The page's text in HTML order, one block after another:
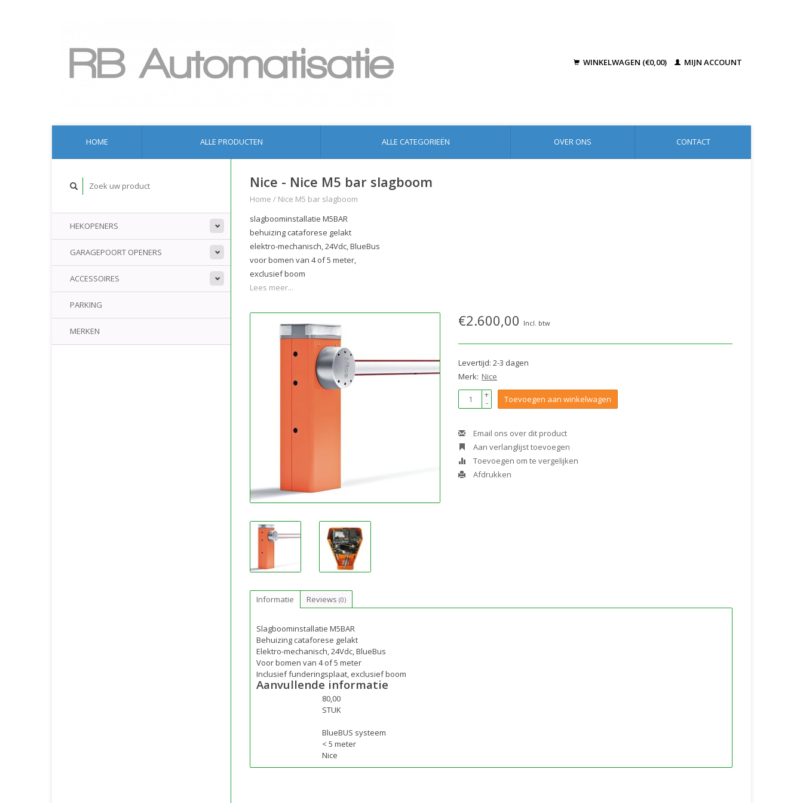
WINKELWAGEN (€0,00) MIJN ACCOUNT
HOME ALLE PRODUCTEN ALLE CATEGORIEËN OVER ONS CONTACT
HEKOPENERS
GARAGEPOORT OPENERS
ACCESSOIRES
PARKING
MERKEN
Nice - Nice M5 bar slagboom
Home / Nice M5 bar slagboom
slagboominstallatie M5BAR
behuizing cataforese gelakt
elektro-mechanisch, 24Vdc, BlueBus
voor bomen van 4 of 5 meter,
exclusief boom
Lees meer...
€2.600,00 Incl. btw
Levertijd: 2-3 dagen
Merk: Nice
+
- Toevoegen aan winkelwagen
Email ons over dit product
Aan verlanglijst toevoegen
Toevoegen om te vergelijken
Afdrukken
Informatie Reviews (0)
Slagboominstallatie M5BAR
Behuizing cataforese gelakt
Elektro-mechanisch, 24Vdc, BlueBus
Voor bomen van 4 of 5 meter
Inclusief funderingsplaat, exclusief boom
Aanvullende informatie
80,00
STUK
BlueBUS systeem
< 5 meter
Nice